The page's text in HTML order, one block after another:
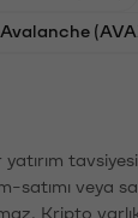
Avalanche
satımı veya
Kripto